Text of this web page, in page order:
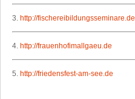
3. http://fischereibildungsseminare.de
4. http://frauenhofimallgaeu.de
5. http://friedensfest-am-see.de